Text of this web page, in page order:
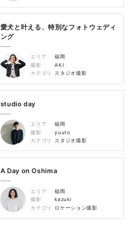
愛犬と叶える、特別なフォトウェディ
ング
エリア
福岡
撮影
AKI
カテゴリ
スタジオ撮影
studio day
エリア
福岡
撮影
yuuto
カテゴリ
スタジオ撮影
A Day on Oshima
エリア
福岡
撮影
kazuki
カテゴリ
ロケーション撮影